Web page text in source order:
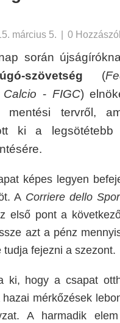
március 5. | 0
során
szövetség (
- FIGC)
tervről,
ki a
képes legyen
A Corriere dello
első pont a
azt a pénz
tudja fejezni a szezont.
ki, hogy a csapat
mérkőzések
A harmadik